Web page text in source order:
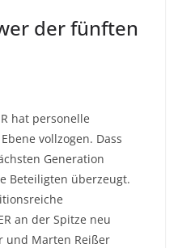
der fünften
hat personelle
vollzogen. Dass
Generation
Beteiligten überzeugt.
an der Spitze neu
und Marten Reißer